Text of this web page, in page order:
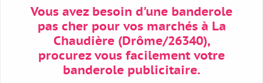
Vous avez besoin d'une banderole
pas cher pour vos marchés à La
Chaudière (Drôme/26340),
procurez vous facilement votre
banderole publicitaire.